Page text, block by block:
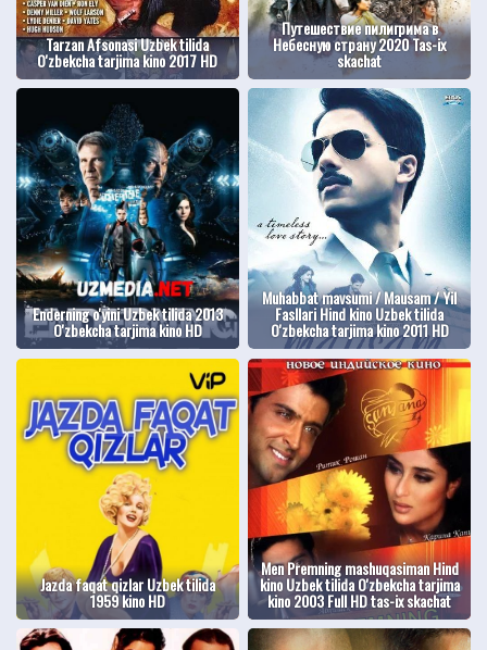
Tarzan Afsonasi Uzbek tilida
O'zbekcha tarjima kino 2017 HD
Путешествие пилигрима в
Небесную страну 2020 Tas-ix
skachat
Enderning o'yini Uzbek tilida 2013
O'zbekcha tarjima kino HD
Muhabbat mavsumi / Mausam / Yil
Fasllari Hind kino Uzbek tilida
O'zbekcha tarjima kino 2011 HD
Jazda faqat qizlar Uzbek tilida
1959 kino HD
Men Premning mashuqasiman Hind
kino Uzbek tilida O'zbekcha tarjima
kino 2003 Full HD tas-ix skachat